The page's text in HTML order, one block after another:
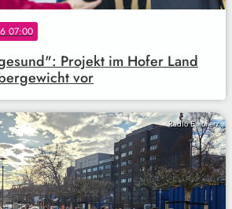
07:00
Projekt im Hofer Land
vor
Radio Euroherz